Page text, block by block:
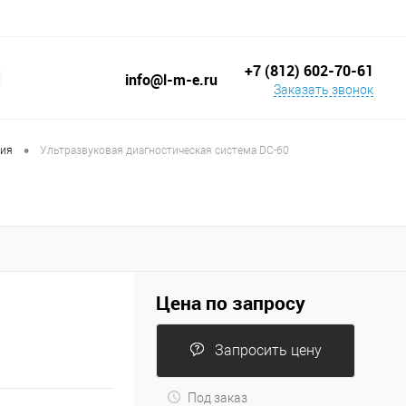
info@l-m-e.ru +7 (812) 602-70-61
Заказать звонок
• Ультразвуковая диагностическая система DC-60
Цена по запросу
Запросить цену
Под заказ